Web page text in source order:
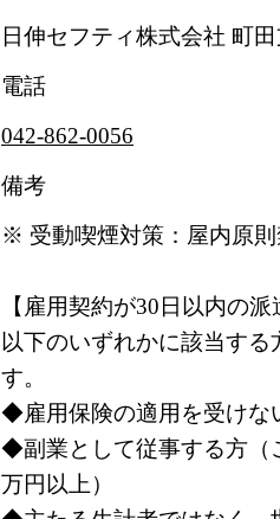
日伸セフティ株式会社 町
電話
042-862-0056
備考
※ 受動喫煙対策：屋内原則
【雇用契約が30日以内の派
以下のいずれかに該当する
す。
◆雇用保険の適用を受けな
◆副業として従事する方（
万円以上）